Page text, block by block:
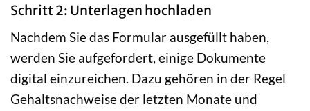
Schritt 2: Unterlagen hochladen
Nachdem Sie das Formular ausgefüllt haben,
werden Sie aufgefordert, einige Dokumente
digital einzureichen. Dazu gehören in der Regel
Gehaltsnachweise der letzten Monate und